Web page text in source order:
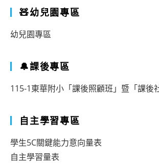
🧸幼兒園專區
幼兒園專區
🔔課後專區
115-1東華附小「課後照顧班」暨「課後
自主學習專區
學生5C關鍵能力意向量表
自主學習量表